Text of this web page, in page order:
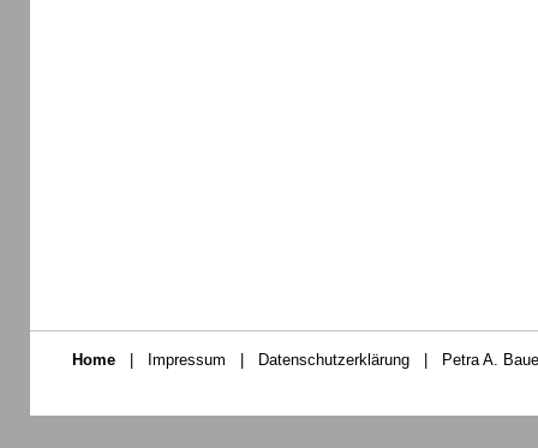
Home Impressum Datenschutzerklärung Petra A.